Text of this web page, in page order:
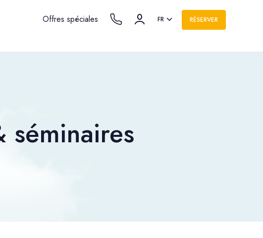
Offres spéciales FR RÉSERVER
séminaires